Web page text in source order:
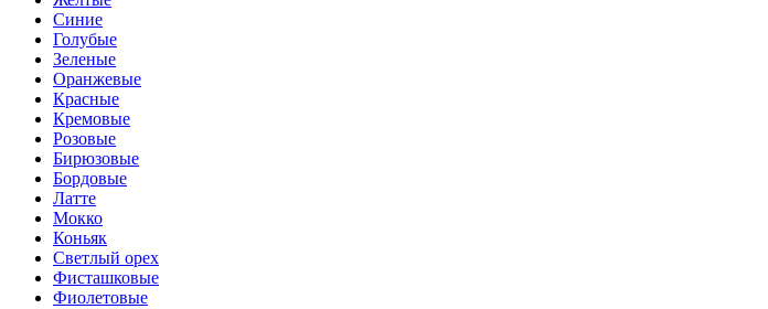
Синие
Голубые
Зеленые
Оранжевые
Красные
Кремовые
Розовые
Бирюзовые
Бордовые
Латте
Мокко
Коньяк
Светлый орех
Фисташковые
Фиолетовые